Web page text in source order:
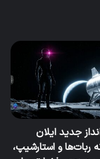
جدید ایلان
ربات‌ها و استارشیپ،